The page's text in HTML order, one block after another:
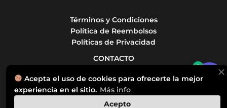
Términos y Condiciones
Política de Reembolsos
Políticas de Privacidad
CONTACTO
+52 8120750087
Playa del Carmen, México
0
Acepta el uso de cookies para ofrecerte la mejor
experiencia en el sitio. Más info
Acepto